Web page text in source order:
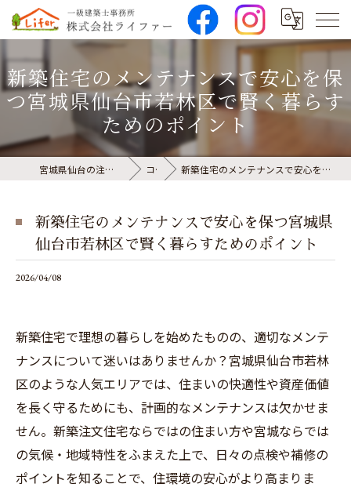
新築住宅のメンテナンスで安心を保
つ宮城県仙台市若林区で賢く暮らす
ためのポイント
宮城県仙台の注文住宅なら株式会社ライファー コラム 新築住宅のメンテナンスで安心を保つ宮城県仙台市若林区で賢く暮らすためのポイント
新築住宅のメンテナンスで安心を保つ宮城県
仙台市若林区で賢く暮らすためのポイント
2026/04/08
新築住宅で理想の暮らしを始めたものの、適切なメンテ
ナンスについて迷いはありませんか？宮城県仙台市若林
区のような人気エリアでは、住まいの快適性や資産価値
を長く守るためにも、計画的なメンテナンスは欠かせま
せん。新築注文住宅ならではの住まい方や宮城ならでは
の気候・地域特性をふまえた上で、日々の点検や補修の
ポイントを知ることで、住環境の安心がより高まりま